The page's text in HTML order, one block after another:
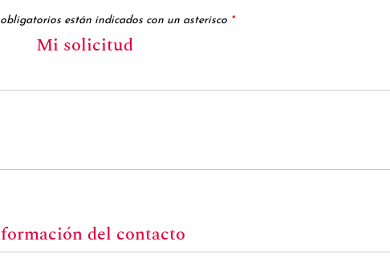
están indicados con un asterisco *
Mi solicitud
del contacto